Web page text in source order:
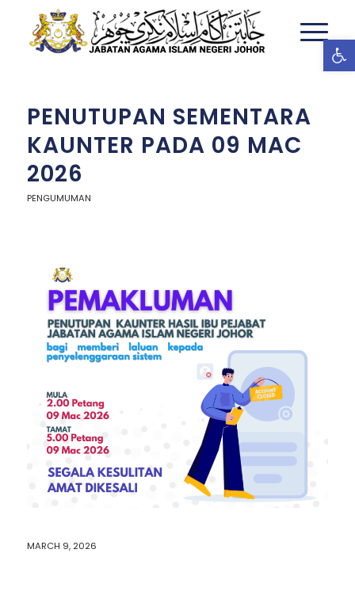
PENUTUPAN SEMENTARA
KAUNTER PADA 09 MAC
2026
PENGUMUMAN
MARCH 9, 2026